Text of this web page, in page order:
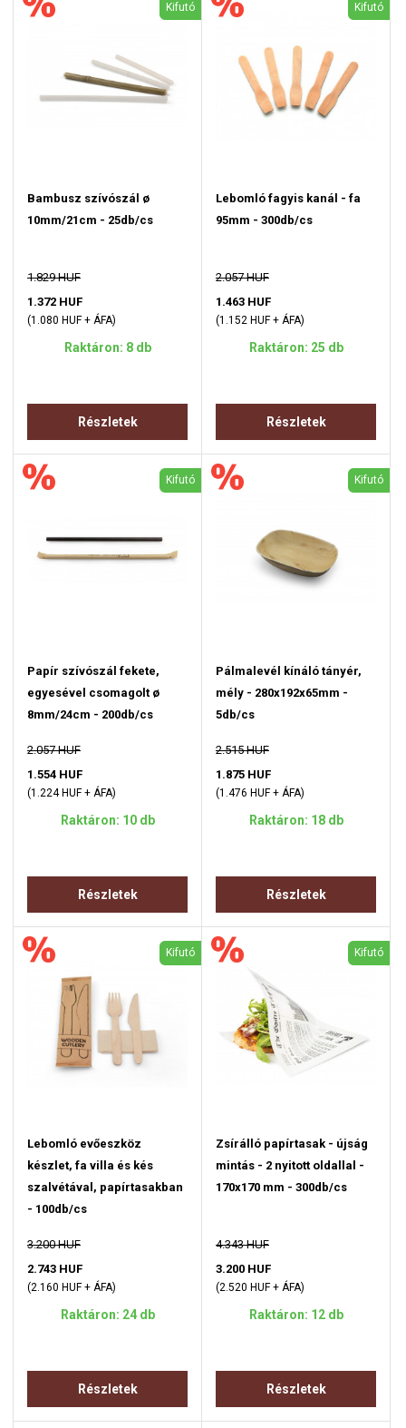
Kifutó
Bambusz szívószál ø
10mm/21cm - 25db/cs
1.829 HUF
1.372 HUF
(1.080 HUF + ÁFA)
Raktáron: 8 db
Részletek
Kifutó
Lebomló fagyis kanál - fa
95mm - 300db/cs
2.057 HUF
1.463 HUF
(1.152 HUF + ÁFA)
Raktáron: 25 db
Részletek
Kifutó
Papír szívószál fekete,
egyesével csomagolt ø
8mm/24cm - 200db/cs
2.057 HUF
1.554 HUF
(1.224 HUF + ÁFA)
Raktáron: 10 db
Részletek
Kifutó
Pálmalevél kínáló tányér,
mély - 280x192x65mm -
5db/cs
2.515 HUF
1.875 HUF
(1.476 HUF + ÁFA)
Raktáron: 18 db
Részletek
Kifutó
Lebomló evőeszköz
készlet, fa villa és kés
szalvétával, papírtasakban
- 100db/cs
3.200 HUF
2.743 HUF
(2.160 HUF + ÁFA)
Raktáron: 24 db
Részletek
Kifutó
Zsírálló papírtasak - újság
mintás - 2 nyitott oldallal -
170x170 mm - 300db/cs
4.343 HUF
3.200 HUF
(2.520 HUF + ÁFA)
Raktáron: 12 db
Részletek